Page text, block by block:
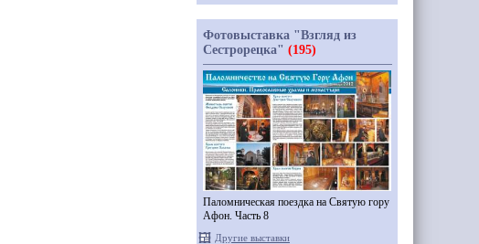
Фотовыставка "Взгляд из
Сестрорецка" (195)
Паломническая поездка на Святую гору
Афон. Часть 8
Другие выставки